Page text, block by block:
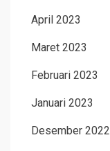
April 2023
Maret 2023
Februari 2023
Januari 2023
Desember 2022